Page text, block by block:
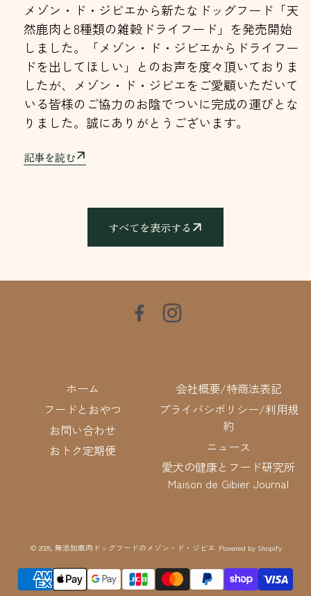
メゾン・ド・ジビエから新たなドッグフード「天
然鹿肉と8種類の雑穀ドライフード」を発売開始
しました。「メゾン・ド・ジビエからドライフー
ドを出してほしい」とのお声を度々頂いておりま
したが、メゾン・ド・ジビエをご愛顧いただいて
いる皆様のご協力のお陰でついに完成の運びとな
りました。誠にありがとうございます。
記事を読む
すべてを表示する
FacebookInstagram
ホーム
フードとおやつ
お問い合わせ
おトク定期便
会社概要/特商法表記
プライバシポリシー/利用規
約
ニュース
愛犬の健康とフード研究所
Maison de Gibier Journal
© 2026, 無添加鹿肉ドッグフードのメゾン・ド・ジビエ Powered by Shopify
決
済